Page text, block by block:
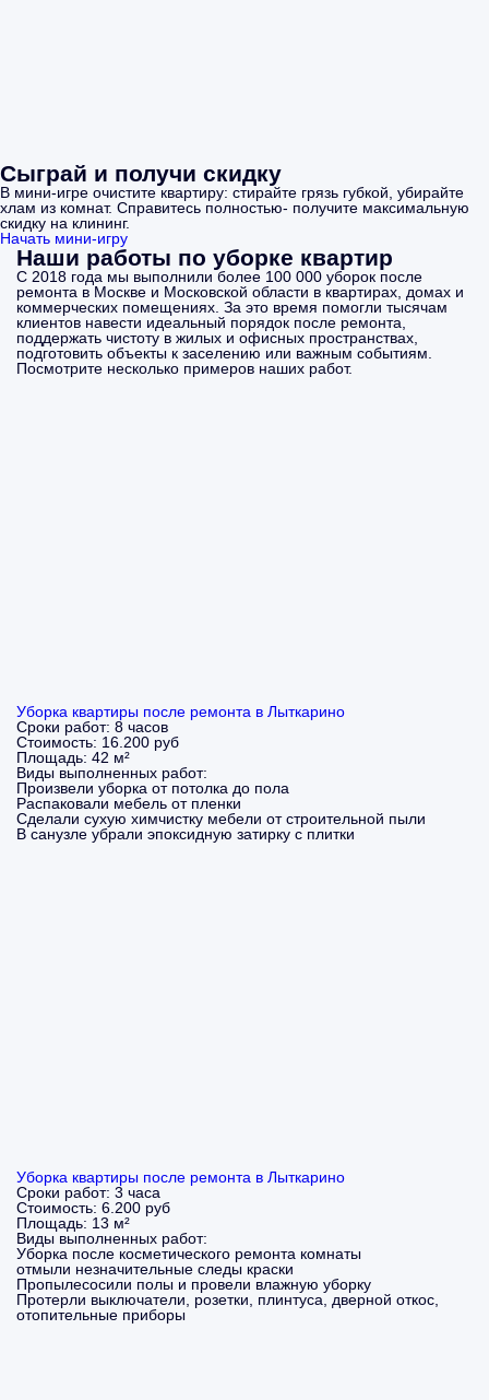
Сыграй и получи скидку
В мини-игре очистите квартиру: стирайте грязь губкой, убирайте
хлам из комнат. Справитесь полностью- получите максимальную
скидку на клининг.
Начать мини-игру
Наши работы по уборке квартир
С 2018 года мы выполнили более 100 000 уборок после
ремонта в Москве и Московской области в квартирах, домах и
коммерческих помещениях. За это время помогли тысячам
клиентов навести идеальный порядок после ремонта,
поддержать чистоту в жилых и офисных пространствах,
подготовить объекты к заселению или важным событиям.
Посмотрите несколько примеров наших работ.
Уборка квартиры после ремонта в Лыткарино
Сроки работ: 8 часов
Стоимость: 16.200 руб
Площадь: 42 м²
Виды выполненных работ:
Произвели уборка от потолка до пола
Распаковали мебель от пленки
Сделали сухую химчистку мебели от строительной пыли
В санузле убрали эпоксидную затирку с плитки
Уборка квартиры после ремонта в Лыткарино
Сроки работ: 3 часа
Стоимость: 6.200 руб
Площадь: 13 м²
Виды выполненных работ:
Уборка после косметического ремонта комнаты
отмыли незначительные следы краски
Пропылесосили полы и провели влажную уборку
Протерли выключатели, розетки, плинтуса, дверной откос,
отопительные приборы